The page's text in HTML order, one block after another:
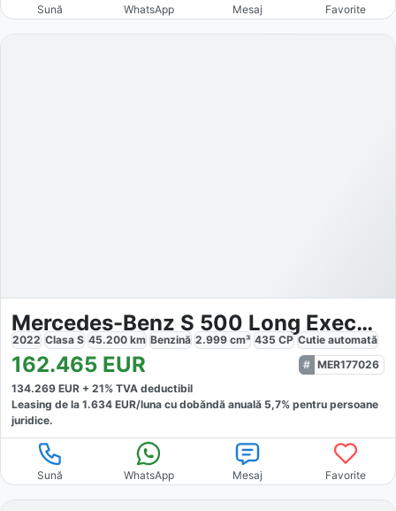
Sună WhatsApp Mesaj Favorite
Mercedes-Benz S 500 Long Executive Chauffeur
2022 Clasa S 45.200 km Benzină 2.999 cm³ 435 CP Cutie automată
162.465 EUR
MER177026
134.269 EUR + 21% TVA deductibil
Leasing de la 1.634 EUR/luna cu dobăndă anuală 5,7% pentru persoane
juridice.
Sună WhatsApp Mesaj Favorite